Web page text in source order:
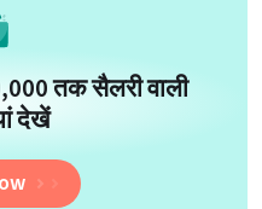
तक सैलरी वाली
देखें